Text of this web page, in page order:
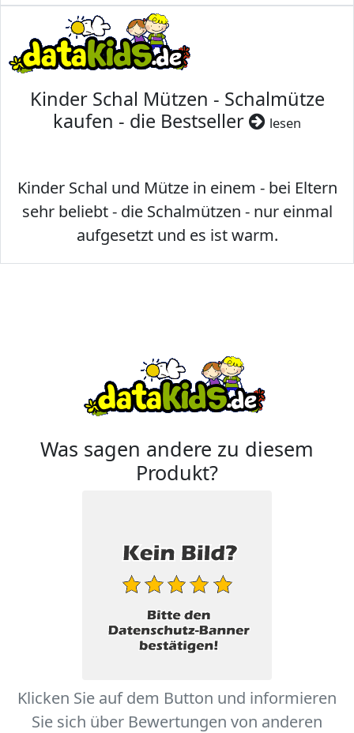
Kinder Schal Mützen - Schalmütze
kaufen - die Bestseller
lesen
Kinder Schal und Mütze in einem - bei Eltern
sehr beliebt - die Schalmützen - nur einmal
aufgesetzt und es ist warm.
Was sagen andere zu diesem
Produkt?
Klicken Sie auf dem Button und informieren
Sie sich über Bewertungen von anderen